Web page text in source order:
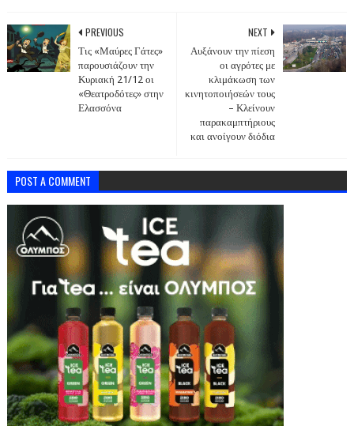
NEXT
Αυξάνουν την πίεση
οι αγρότες με
κλιμάκωση των
κινητοποιήσεών τους
– Κλείνουν
παρακαμπτήριους
και ανοίγουν διόδια
PREVIOUS
Τις «Μαύρες Γάτες»
παρουσιάζουν την
Κυριακή 21/12 οι
«Θεατροδότες» στην
Ελασσόνα
POST A COMMENT